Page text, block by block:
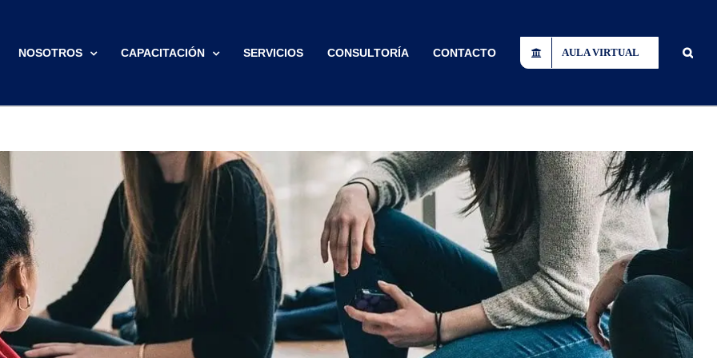
NOSOTROS CAPACITACIÓN SERVICIOS CONSULTORÍA CONTACTO AULA VIRTUAL